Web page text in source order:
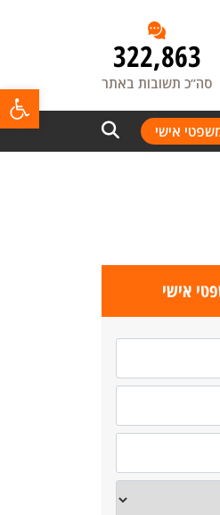
322,863
סה”כ תשובות באתר
אישי
אישי